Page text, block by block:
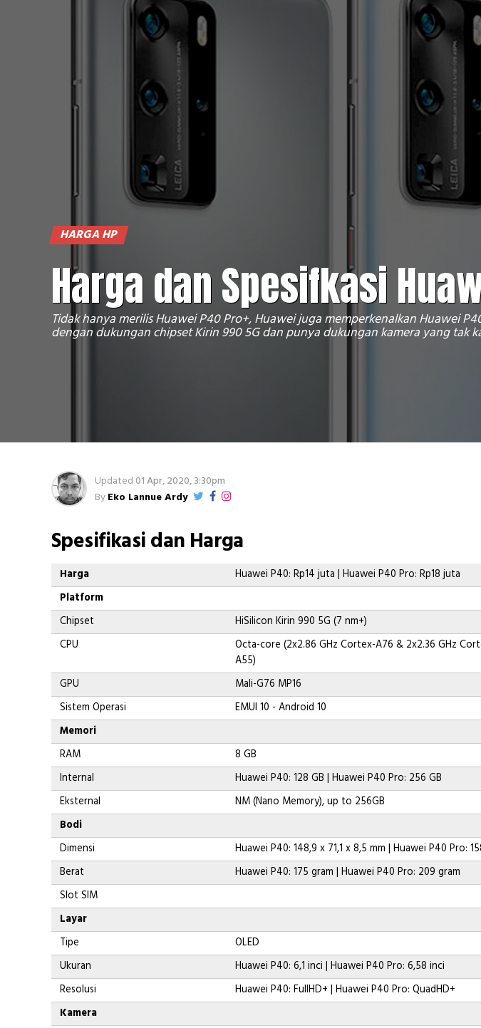
HARGA HP
Harga dan Spesifkasi
Tidak hanya merilis Huawei P40 Pro+, Huawei juga memperkenalkan Huawei
dengan dukungan chipset Kirin 990 5G dan punya dukungan kamera yang tak
Updated01 Apr, 2020, 3:30pm
ByEko Lannue Ardy
Spesifikasi dan Harga
Harga
Huawei P40: Rp14 juta | Huawei P40 Pro: Rp18 juta
Platform
Chipset
HiSilicon Kirin 990 5G (7 nm+)
CPU
Octa-core (2x2.86 GHz Cortex-A76 & 2x2.36 GHz
A55)
GPU
Mali-G76 MP16
Sistem Operasi
EMUI 10 - Android 10
Memori
RAM
8 GB
Internal
Huawei P40: 128 GB | Huawei P40 Pro: 256 GB
Eksternal
NM (Nano Memory), up to 256GB
Bodi
Dimensi
Huawei P40: 148,9 x 71,1 x 8,5 mm | Huawei P40 Pro:
Berat
Huawei P40: 175 gram | Huawei P40 Pro: 209 gram
Slot SIM
Layar
Tipe
OLED
Ukuran
Huawei P40: 6,1 inci | Huawei P40 Pro: 6,58 inci
Resolusi
Huawei P40: FullHD+ | Huawei P40 Pro: QuadHD+
Kamera